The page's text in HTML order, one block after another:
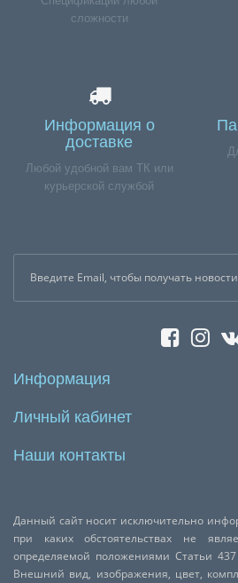
сложности
Информация о
доставке
Любой удобной вам ТК или
курьерской службой
Информация
Личный кабинет
Наши контакты
Данный сайт носит исключительно
при каких обстоятельствах не
определяемой положениями Статьи 437
Внешний вид, изображения, цвет,